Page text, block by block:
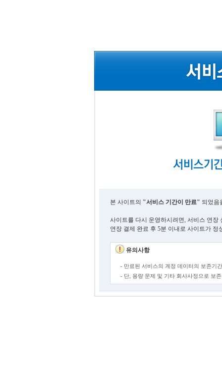
본 사이트의 "서비스 기간이 만료" 되었음
사이트를 다시 운영하시려면, 서비스 연장
연장 결제 완료 후 5분 이내로 사이트가 정
유의사항
- 만료된 서비스의 계정 데이터의 보존기
- 단, 용량 문제 및 기타 회사사정으로 보